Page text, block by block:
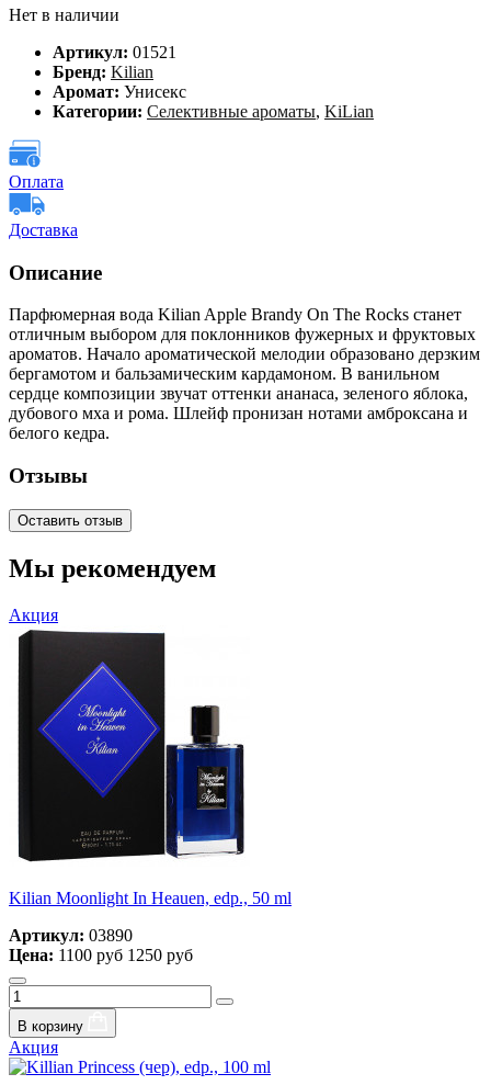
Нет в наличии
Артикул: 01521
Бренд: Kilian
Аромат: Унисекс
Категории: Селективные ароматы, KiLian
Оплата
Доставка
Описание
Парфюмерная вода Kilian Apple Brandy On The Rocks станет
отличным выбором для поклонников фужерных и фруктовых
ароматов. Начало ароматической мелодии образовано дерзким
бергамотом и бальзамическим кардамоном. В ванильном
сердце композиции звучат оттенки ананаса, зеленого яблока,
дубового мха и рома. Шлейф пронизан нотами амброксана и
белого кедра.
Отзывы
Оставить отзыв
Мы рекомендуем
Акция
Kilian Moonlight In Heauen, edp., 50 ml
Артикул: 03890
Цена: 1100 руб 1250 руб
В корзину
Акция